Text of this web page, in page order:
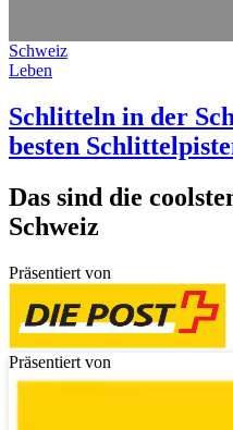
Schweiz
Leben
Schlitteln in der
besten
Das sind die
Schweiz
Präsentiert von
Präsentiert von